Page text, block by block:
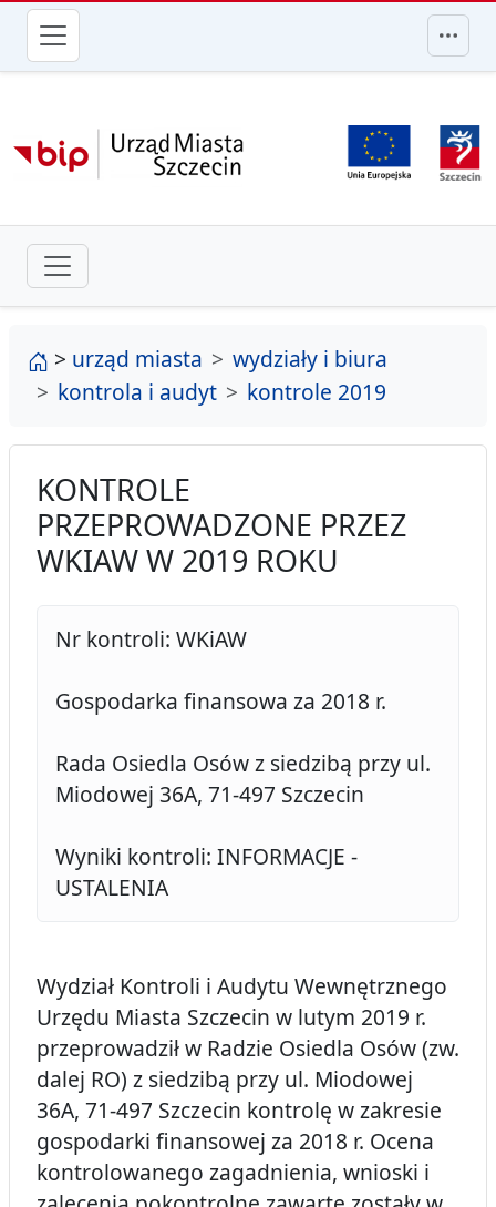
przejdź do głównego menu
strona główna
> urząd miasta
wydziały i biura
kontrola i audyt
kontrole 2019
KONTROLE
PRZEPROWADZONE PRZEZ
WKIAW W 2019 ROKU
Nr kontroli: WKiAW
Gospodarka finansowa za 2018 r.
Rada Osiedla Osów z siedzibą przy ul.
Miodowej 36A, 71-497 Szczecin
Wyniki kontroli: INFORMACJE -
USTALENIA
Wydział Kontroli i Audytu Wewnętrznego
Urzędu Miasta Szczecin w lutym 2019 r.
przeprowadził w Radzie Osiedla Osów (zw.
dalej RO) z siedzibą przy ul. Miodowej
36A, 71-497 Szczecin kontrolę w zakresie
gospodarki finansowej za 2018 r. Ocena
kontrolowanego zagadnienia, wnioski i